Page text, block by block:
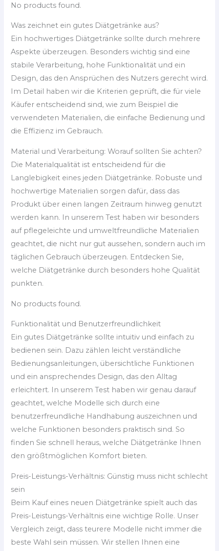
No products found.
Was zeichnet ein gutes Diätgetränke aus?
Ein hochwertiges Diätgetränke sollte durch mehrere
Aspekte überzeugen. Besonders wichtig sind eine
stabile Verarbeitung, hohe Funktionalität und ein
Design, das den Ansprüchen des Nutzers gerecht wird.
Im Detail haben wir die Kriterien geprüft, die für viele
Käufer entscheidend sind, wie zum Beispiel die
verwendeten Materialien, die einfache Bedienung und
die Effizienz im Gebrauch.
Material und Verarbeitung: Worauf sollten Sie achten?
Die Materialqualität ist entscheidend für die
Langlebigkeit eines jeden Diätgetränke. Robuste und
hochwertige Materialien sorgen dafür, dass das
Produkt über einen langen Zeitraum hinweg genutzt
werden kann. In unserem Test haben wir besonders
auf pflegeleichte und umweltfreundliche Materialien
geachtet, die nicht nur gut aussehen, sondern auch im
täglichen Gebrauch überzeugen. Entdecken Sie,
welche Diätgetränke durch besonders hohe Qualität
punkten.
No products found.
Funktionalität und Benutzerfreundlichkeit
Ein gutes Diätgetränke sollte intuitiv und einfach zu
bedienen sein. Dazu zählen leicht verständliche
Bedienungsanleitungen, übersichtliche Funktionen
und ein ansprechendes Design, das den Alltag
erleichtert. In unserem Test haben wir genau darauf
geachtet, welche Modelle sich durch eine
benutzerfreundliche Handhabung auszeichnen und
welche Funktionen besonders praktisch sind. So
finden Sie schnell heraus, welche Diätgetränke Ihnen
den größtmöglichen Komfort bieten.
Preis-Leistungs-Verhältnis: Günstig muss nicht schlecht
sein
Beim Kauf eines neuen Diätgetränke spielt auch das
Preis-Leistungs-Verhältnis eine wichtige Rolle. Unser
Vergleich zeigt, dass teurere Modelle nicht immer die
beste Wahl sein müssen. Wir stellen Ihnen eine